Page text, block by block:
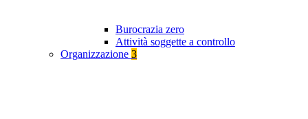
Burocrazia zero
Attività soggette a controllo
Organizzazione 3